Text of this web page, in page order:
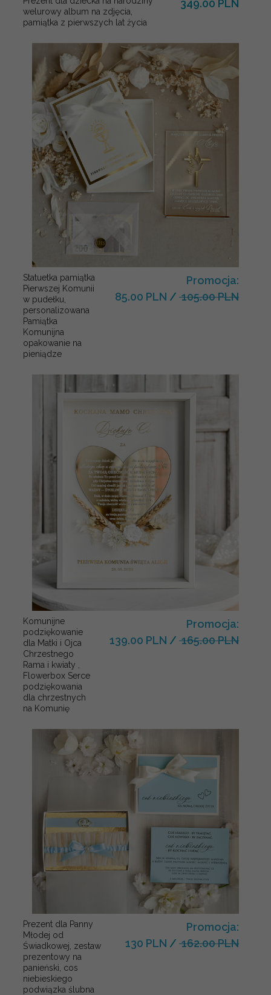
welurowy album na zdjęcia,
pamiątka z pierwszych lat życia
349.00 PLN
Statuetka pamiątka
Pierwszej Komunii
w pudełku,
personalizowana
Pamiątka
Komunijna
opakowanie na
pieniądze
Promocja:
85.00 PLN / 105.00 PLN
Komunijne
podziękowanie
dla Matki i Ojca
Chrzestnego
Rama i kwiaty ,
Flowerbox Serce
podziękowania
dla chrzestnych
na Komunię
Promocja:
139.00 PLN / 165.00 PLN
Prezent dla Panny
Młodej od
Świadkowej, zestaw
prezentowy na
panieński, cos
niebieskiego
podwiązka ślubna
Promocja:
130 PLN / 162.00 PLN